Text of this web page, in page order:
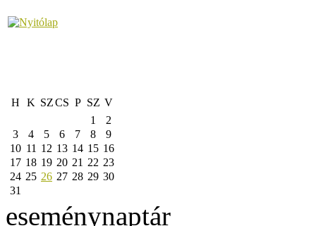
H K SZCS P SZ V
1
2
3
4 5 6 7 8
9
10 11 12 13 14 15 16
17 18 19 20 21 22 23
24 25 26 27 28 29 30
31
eseménynaptár